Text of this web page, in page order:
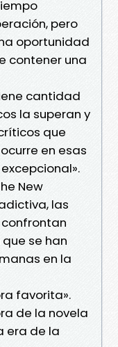
pero
oportunidad
contener una
cantidad
la superan y
que
en esas
New
las
confrontan
se han
en la
favorita».
de la novela
era de la